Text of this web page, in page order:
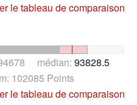
le tableau de comparaison
médian: 93828.5
102085 Points
le tableau de comparaison